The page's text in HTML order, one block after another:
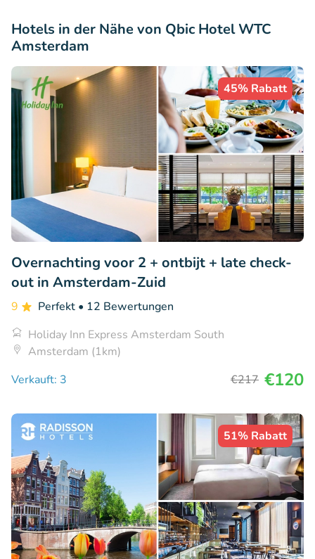
Hotels in der Nähe von Qbic Hotel WTC
Amsterdam
45% Rabatt
Overnachting voor 2 + ontbijt + late check-
out in Amsterdam-Zuid
9 Perfekt • 12 Bewertungen
Holiday Inn Express Amsterdam South
Amsterdam (1km)
Verkauft: 3
€217 €120
51% Rabatt